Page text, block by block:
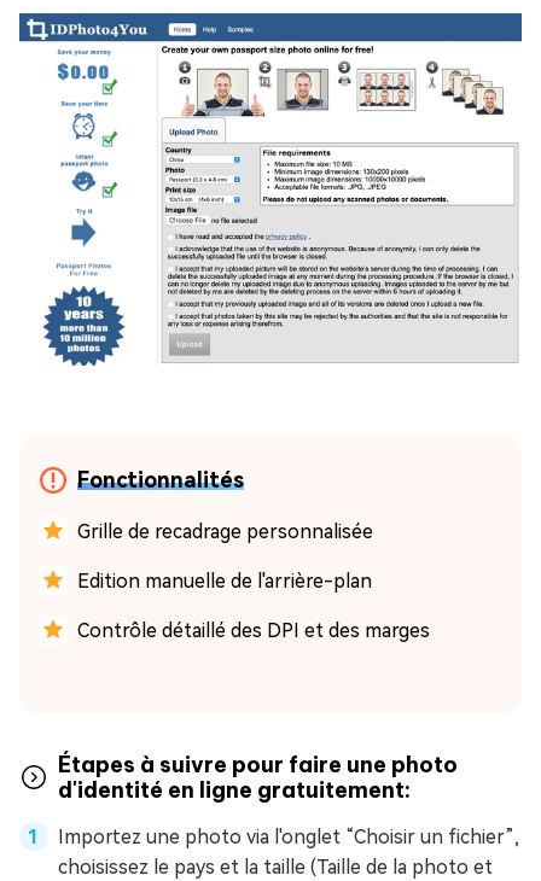
Fonctionnalités
Grille de recadrage personnalisée
Edition manuelle de l'arrière-plan
Contrôle détaillé des DPI et des marges
Étapes à suivre pour faire une photo
d'identité en ligne gratuitement:
Importez une photo via l'onglet “Choisir un fichier”,
choisissez le pays et la taille (Taille de la photo et